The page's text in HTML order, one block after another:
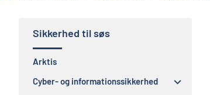
Sikkerhed til søs
Arktis
Cyber- og informationssikkerhed